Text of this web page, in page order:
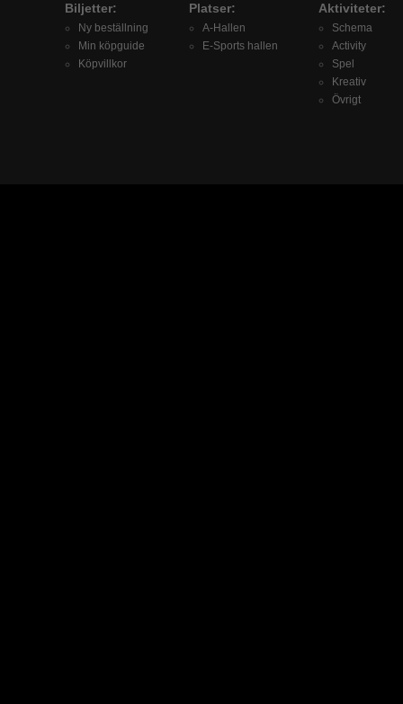
Biljetter:
Ny beställning
Min köpguide
Köpvillkor
Platser:
A-Hallen
E-Sports hallen
Aktiviteter:
Schema
Activity
Spel
Kreativ
Övrigt